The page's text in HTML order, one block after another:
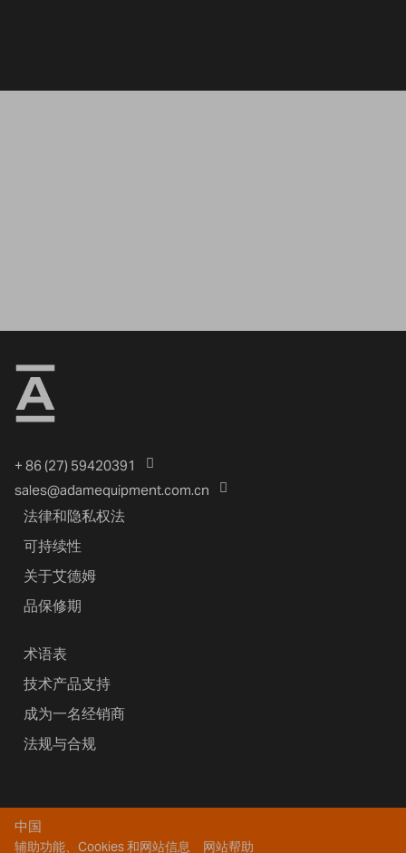
+ 86 (27) 59420391
sales@adamequipment.com.cn
法律和隐私权法
可持续性
关于艾德姆
品保修期
术语表
技术产品支持
成为一名经销商
法规与合规
中国
辅助功能、Cookies 和网站信息 网站帮助